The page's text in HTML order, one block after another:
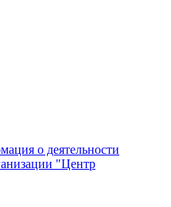
о деятельности
"Центр